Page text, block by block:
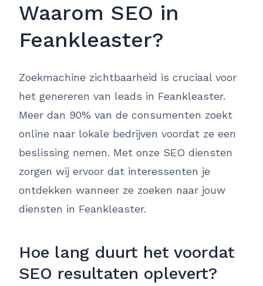
Waarom SEO in
Feankleaster?
Zoekmachine zichtbaarheid is cruciaal voor
het genereren van leads in Feankleaster.
Meer dan 90% van de consumenten zoekt
online naar lokale bedrijven voordat ze een
beslissing nemen. Met onze SEO diensten
zorgen wij ervoor dat interessenten je
ontdekken wanneer ze zoeken naar jouw
diensten in Feankleaster.
Hoe lang duurt het voordat
SEO resultaten oplevert?